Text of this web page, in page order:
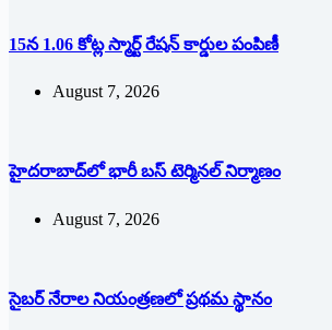
15న 1.06 కోట్ల స్మార్ట్ రేషన్ కార్డుల పంపిణీ
August 7, 2026
హైదరాబాద్‌లో భారీ బస్‌ ‌టెర్మినల్‌ ‌నిర్మాణం
August 7, 2026
సైబర్ నేరాల నియంత్రణలో ప్రథమ స్థానం